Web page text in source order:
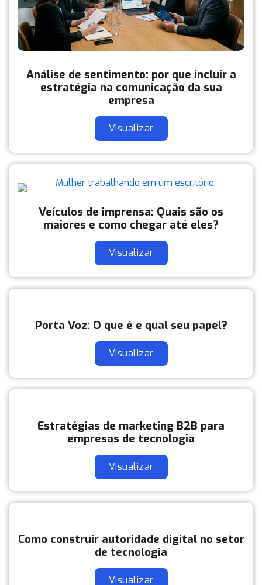
Análise de sentimento: por que incluir a
estratégia na comunicação da sua
empresa
Visualizar
Veículos de imprensa: Quais são os
maiores e como chegar até eles?
Visualizar
Porta Voz: O que é e qual seu papel?
Visualizar
Estratégias de marketing B2B para
empresas de tecnologia
Visualizar
Como construir autoridade digital no setor
de tecnologia
Visualizar